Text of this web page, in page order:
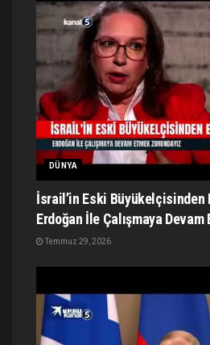
DÜNYA
İsrail’in Eski Büyükelçisinden
Erdoğan İle Çalışmaya Devam
Temmuz 29, 2026